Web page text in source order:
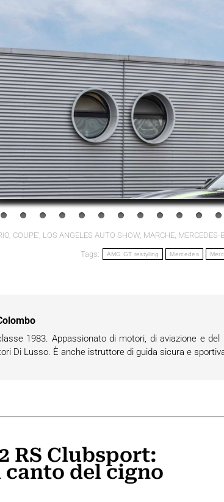
, COUPE', LOS ANGELES AUTO SHOW, MARCHE, MERCEDES-
Tags: AMG GT restyling Mercedes
1983. Appassionato di motori, di aviazione e
Di Lusso. È anche istruttore di guida sicura e
RS Clubsport:
canto del cigno